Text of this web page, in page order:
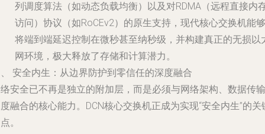
列调度算法（如动态负载均衡）以及对RDMA（远程直接内
访问）协议（如RoCEv2）的原生支持，现代核心交换机能够
将端到端延迟控制在微秒甚至纳秒级，并构建真正的无损以
网环境，极大释放了存储和计算潜力。
安全内生：从边界防护到零信任的深度融合
安全已不再是独立的附加层，而是必须与网络架构、数据传输
融合的核心能力。DCN核心交换机正成为实现“安全内生”的关
。